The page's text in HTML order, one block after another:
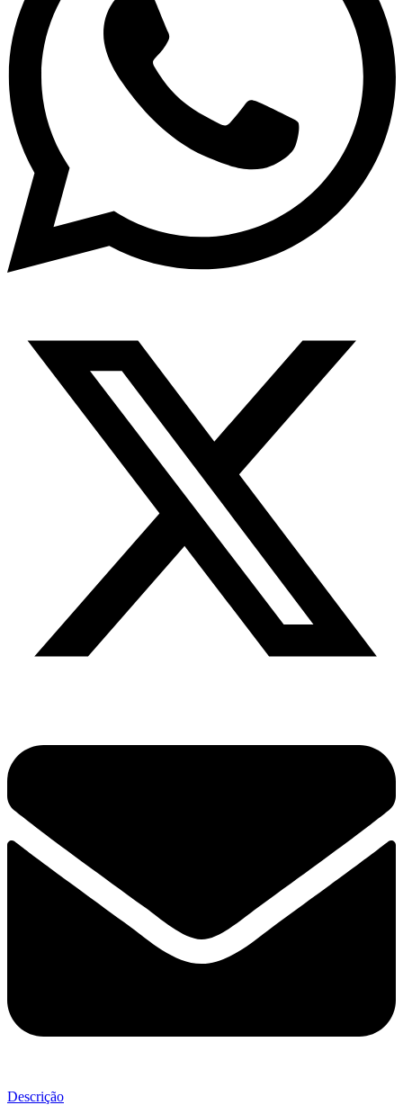
Descrição